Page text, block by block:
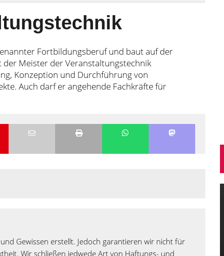
Fortbildungsberuf und baut auf der
der Meister der Veranstaltungstechnik
Konzeption und Durchführung von
Auch darf er angehende Fachkräfte für
Gewissen erstellt. Jedoch garantieren wir nicht für
Wir schließen jedwede Art von Haftungs- und